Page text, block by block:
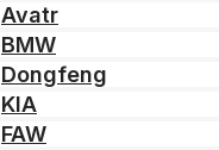
Avatr
BMW
Dongfeng
KIA
FAW